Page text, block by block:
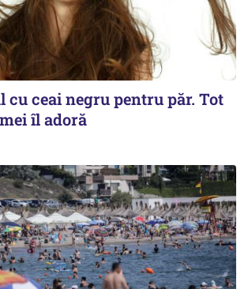
cu ceai negru pentru păr. Tot
îl adoră